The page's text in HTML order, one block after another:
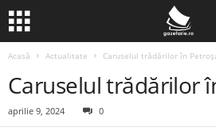
Acasă Actualitate Caruselul trădărilor în
Caruselul trădărilor
aprilie 9, 2024 0